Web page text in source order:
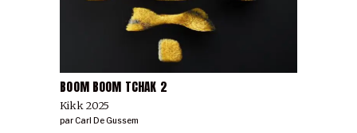
BOOM BOOM TCHAK 2
Kikk 2025
parCarl De Gussem